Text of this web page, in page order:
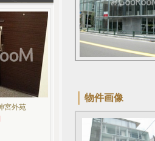
物件画像
宮外苑